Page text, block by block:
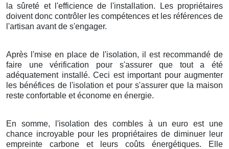
la sûreté et l'efficience de l'installation. Les propriétaires
doivent donc contrôler les compétences et les références de
l'artisan avant de s'engager.
Après l'mise en place de l'isolation, il est recommandé de
faire une vérification pour s'assurer que tout a été
adéquatement installé. Ceci est important pour augmenter
les bénéfices de l'isolation et pour s'assurer que la maison
reste confortable et économe en énergie.
En somme, l'isolation des combles à un euro est une
chance incroyable pour les propriétaires de diminuer leur
empreinte carbone et leurs coûts énergétiques. Elle